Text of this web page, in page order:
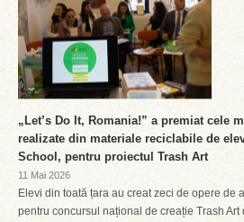
„Let’s Do It, Romania!” a premiat cele
realizate din materiale reciclabile de
School, pentru proiectul Trash Art
11 Mai 2026
Elevi din toată țara au creat zeci de opere de
pentru concursul național de creație Trash